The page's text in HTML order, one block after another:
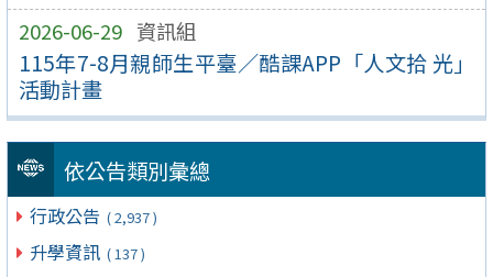
2026-06-29 資訊組
115年7-8月親師生平臺／酷課APP「人文拾 光」
活動計畫
依公告類別彙總
行政公告 ( 2,937 )
升學資訊 ( 137 )